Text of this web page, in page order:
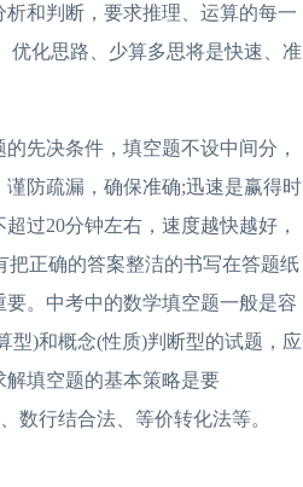
和判断，要求推理、运算的每一
优化思路、少算多思将是快速、准
先决条件，填空题不设中间分，
防疏漏，确保准确;迅速是赢得时
过20分钟左右，速度越快越好，
正确的答案整洁的书写在答题纸
。中考中的数学填空题一般是容
型)和概念(性质)判断型的试题，应
填空题的基本策略是要
数行结合法、等价转化法等。